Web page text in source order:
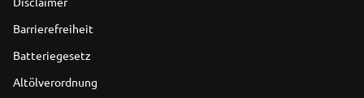
Barrierefreiheit
Batteriegesetz
Altölverordnung